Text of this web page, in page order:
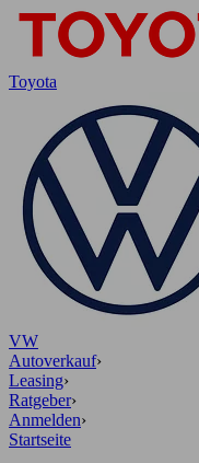
Toyota
VW
Autoverkauf›
Leasing›
Ratgeber›
Anmelden›
Startseite